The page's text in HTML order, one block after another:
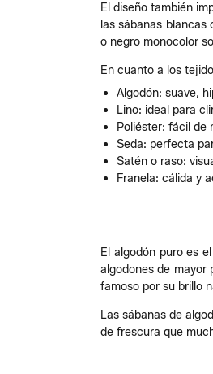
El diseño también
las sábanas
o negro monocolor
En cuanto a los
Algodón: suave,
Lino: ideal para
Poliéster: fácil de
Seda: perfecta
Satén o raso:
Franela: cálida y
El algodón puro es
algodones de mayor
famoso por su brillo
Las sábanas de
de frescura que